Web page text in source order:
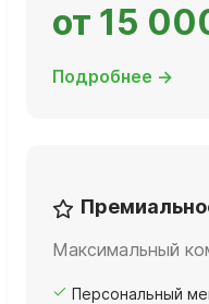
от 15
Подробнее →
Максимальный
Персональный